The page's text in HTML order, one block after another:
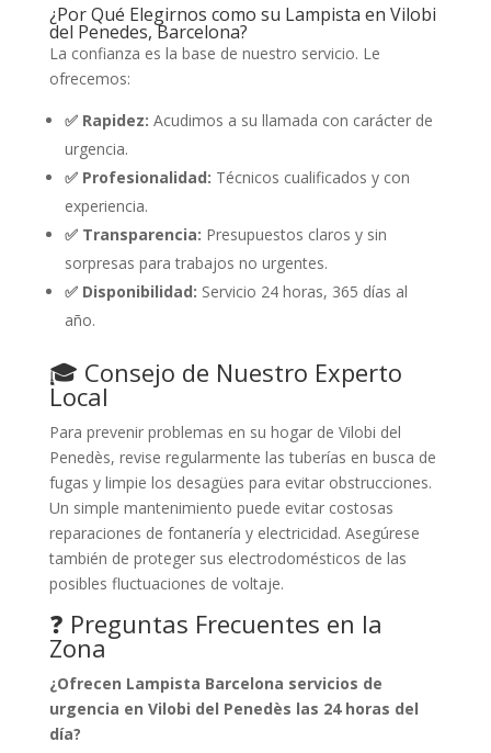
¿Por Qué Elegirnos como su Lampista en Vilobi
del Penedes, Barcelona?
La confianza es la base de nuestro servicio. Le
ofrecemos:
✅ Rapidez: Acudimos a su llamada con carácter de
urgencia.
✅ Profesionalidad: Técnicos cualificados y con
experiencia.
✅ Transparencia: Presupuestos claros y sin
sorpresas para trabajos no urgentes.
✅ Disponibilidad: Servicio 24 horas, 365 días al
año.
🎓 Consejo de Nuestro Experto
Local
Para prevenir problemas en su hogar de Vilobi del
Penedès, revise regularmente las tuberías en busca de
fugas y limpie los desagües para evitar obstrucciones.
Un simple mantenimiento puede evitar costosas
reparaciones de fontanería y electricidad. Asegúrese
también de proteger sus electrodomésticos de las
posibles fluctuaciones de voltaje.
❓ Preguntas Frecuentes en la
Zona
¿Ofrecen Lampista Barcelona servicios de
urgencia en Vilobi del Penedès las 24 horas del
día?